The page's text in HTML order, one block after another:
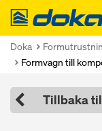
Doka
Doka
Formvagn till
Tillbaka